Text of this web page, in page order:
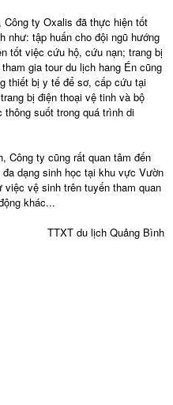
ty Oxalis đã thực hiện tốt
như: tập huấn cho đội ngũ hướng
tốt việc cứu hộ, cứu nạn; trang bị
gia tour du lịch hang Én cũng
thiết bị y tế để sơ, cấp cứu tại
bị điện thoại vệ tinh và bộ
suốt trong quá trình di
Công ty cũng rất quan tâm đến
dạng sinh học tại khu vực Vườn
việc vệ sinh trên tuyến tham quan
khác...
TTXT du lịch Quảng Bình